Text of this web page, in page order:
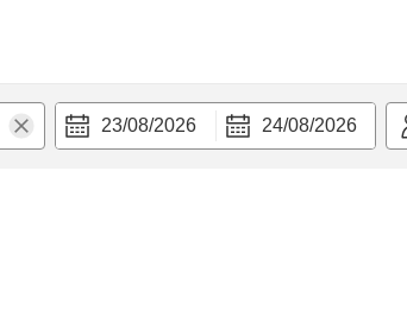
23/08/2026 24/08/2026